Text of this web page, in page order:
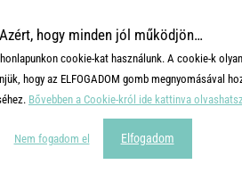
TOVÁBBI
Azért, hogy minden jól működjön…
cookie-kat használunk. A cookie-k
hogy az ELFOGADOM gomb megnyomásával
Bővebben a Cookie-król ide kattinva olvashatsz
Nem fogadom el Elfogadom